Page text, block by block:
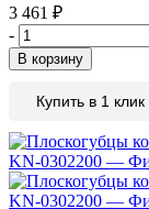
3 461 ₽
-
В корзину
Купить в 1 клик